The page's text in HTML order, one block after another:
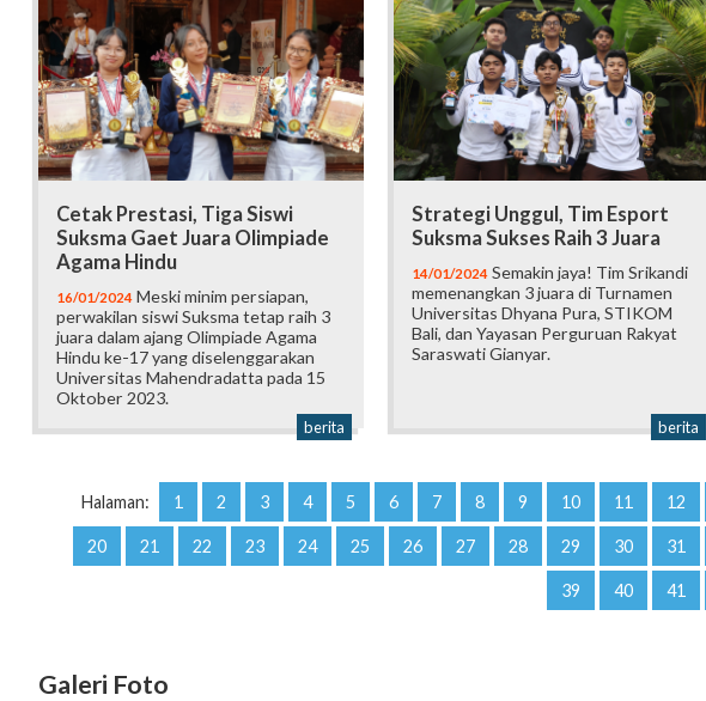
Cetak Prestasi, Tiga Siswi
Suksma Gaet Juara Olimpiade
Agama Hindu
16/01/2024 Meski minim persiapan,
perwakilan siswi Suksma tetap raih 3
juara dalam ajang Olimpiade Agama
Hindu ke-17 yang diselenggarakan
Universitas Mahendradatta pada 15
Oktober 2023.
berita
Strategi Unggul, Tim Esport
Suksma Sukses Raih 3 Juara
14/01/2024Semakin jaya! Tim Srikandi
memenangkan 3 juara di Turnamen
Universitas Dhyana Pura, STIKOM
Bali, dan Yayasan Perguruan Rakyat
Saraswati Gianyar.
berita
Halaman: 1 2 3 4 5 6 7 8 9 10 11 12
20 21 22 23 24 25 26 27 28 29 30 31
39 40 41
Galeri Foto